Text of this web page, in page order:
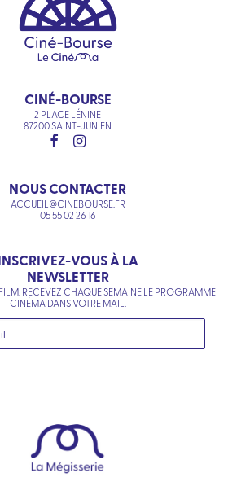
CINÉ-BOURSE
2 PLACE LÉNINE
87200 SAINT-JUNIEN
NOUS CONTACTER
ACCUEIL@CINEBOURSE.FR
05 55 02 26 16
VOUS À LA
NEWSLETTER
RECEVEZ CHAQUE SEMAINE LE PROGRAMME
CINÉMA DANS VOTRE MAIL.